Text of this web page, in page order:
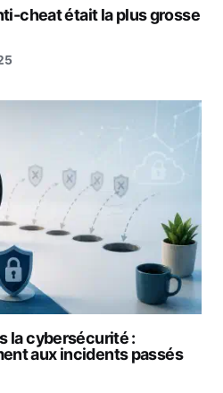
cheat était la plus grosse
la cybersécurité :
aux incidents passés